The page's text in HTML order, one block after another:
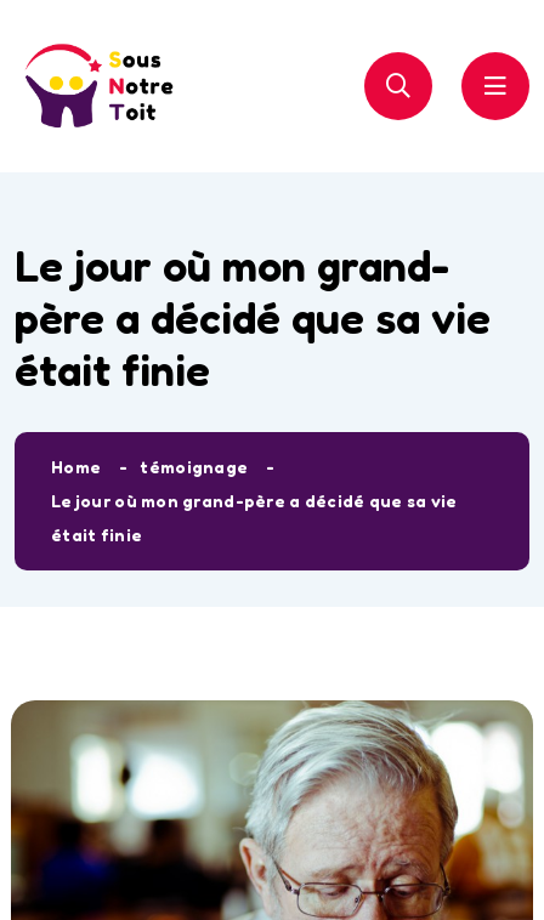
Le jour où mon grand-
père a décidé que sa vie
était finie
Home
témoignage
Le jour où mon grand-père a décidé que sa vie
était finie